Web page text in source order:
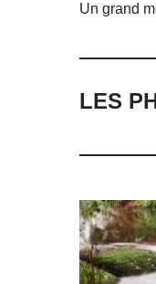
Un grand
LES